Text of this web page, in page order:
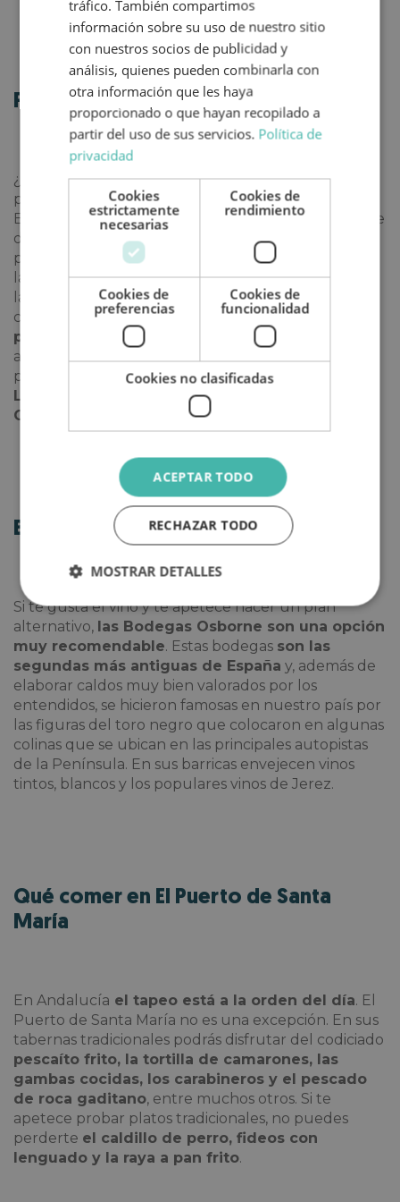
Plazas emblemáticas
¿A quién no le apetece saborear un suculento
pescaíto frito en una terraza situada en una plaza?
En El Puerto de Santa María son expertos en el arte
del tapeo. Y sus plazas son el escenario perfecto
para hacerlo. La primera que tienes que recorrer es
la bonitaplaza de España, ubicada en el centro de
la ciudad. En ella, además, está la anteriormente
citada Basílica de Nuestra Señora de los Milagros. La
plaza de Alfonso X El Sabio
suele tener un
ambiente muy animado y es un escenario perfecto
para saborear las tapas más populares de la ciudad.
La plaza de Cristóbal Colón y la plaza de las
Galeras Reales también merecen una visita
Bodegas Osborne
Si te gusta el vino y te apetece hacer un plan
alternativo, las Bodegas Osborne son una opción
muy recomendable. Estas bodegas son las
segundas más antiguas de España y, además de
elaborar caldos muy bien valorados por los
entendidos, se hicieron famosas en nuestro país por
las figuras del toro negro que colocaron en algunas
colinas que se ubican en las principales autopistas
de la Península. En sus barricas envejecen vinos
tintos, blancos y los populares vinos de Jerez.
Qué comer en El Puerto de Santa
María
En Andalucía el tapeo está a la orden del día. El
Puerto de Santa María no es una excepción. En sus
tabernas tradicionales podrás disfrutar del codiciado
pescaíto frito, la tortilla de camarones, las
gambas cocidas, los carabineros y el pescado
de roca gaditano, entre muchos otros. Si te
apetece probar platos tradicionales, no puedes
perderte el caldillo de perro, fideos con
lenguado y la raya a pan frito.
tráfico. También compartimos
información sobre su uso de nuestro sitio
con nuestros socios de publicidad y
análisis, quienes pueden combinarla con
otra información que les haya
proporcionado o que hayan recopilado a
partir del uso de sus servicios. Política de
privacidad
Cookies
estrictamente
necesarias
Cookies de
rendimiento
Cookies de
preferencias
Cookies de
funcionalidad
Cookies no clasificadas
ACEPTAR TODO
RECHAZAR TODO
MOSTRAR DETALLES